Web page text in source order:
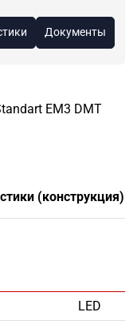
Документы
ЕМ3 DМТ
(конструкция)
LED